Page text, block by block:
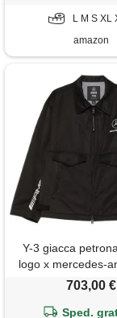
L M S XL
amazon
Y-3 giacca
logo x mercedes-
703,00 €
Sped.